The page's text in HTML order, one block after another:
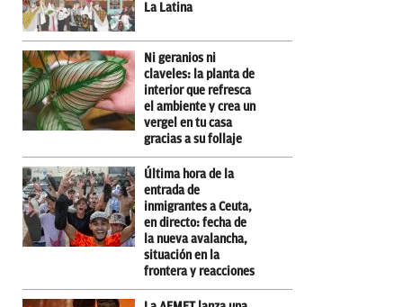
La Latina
Ni geranios ni
claveles: la planta de
interior que refresca
el ambiente y crea un
vergel en tu casa
gracias a su follaje
Última hora de la
entrada de
inmigrantes a Ceuta,
en directo: fecha de
la nueva avalancha,
situación en la
frontera y reacciones